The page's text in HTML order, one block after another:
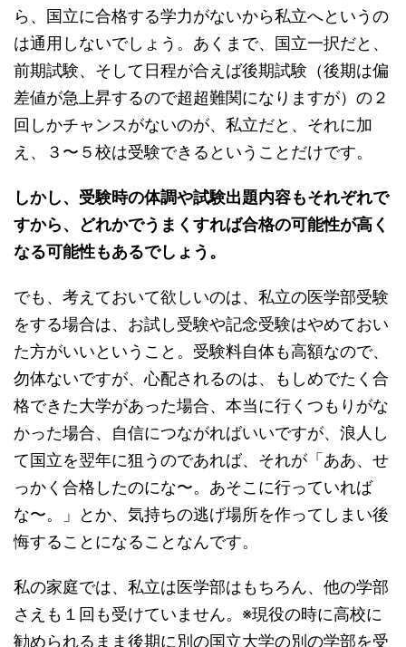
ら、国立に合格する学力がないから私立へというの
は通用しないでしょう。あくまで、国立一択だと、
前期試験、そして日程が合えば後期試験（後期は偏
差値が急上昇するので超超難関になりますが）の２
回しかチャンスがないのが、私立だと、それに加
え、３〜５校は受験できるということだけです。
しかし、受験時の体調や試験出題内容もそれぞれで
すから、どれかでうまくすれば合格の可能性が高く
なる可能性もあるでしょう。
でも、考えておいて欲しいのは、私立の医学部受験
をする場合は、お試し受験や記念受験はやめておい
た方がいいということ。受験料自体も高額なので、
勿体ないですが、心配されるのは、もしめでたく合
格できた大学があった場合、本当に行くつもりがな
かった場合、自信につながればいいですが、浪人し
て国立を翌年に狙うのであれば、それが「ああ、せ
っかく合格したのにな〜。あそこに行っていれば
な〜。」とか、気持ちの逃げ場所を作ってしまい後
悔することになることなんです。
私の家庭では、私立は医学部はもちろん、他の学部
さえも１回も受けていません。※現役の時に高校に
勧められるまま後期に別の国立大学の別の学部を受